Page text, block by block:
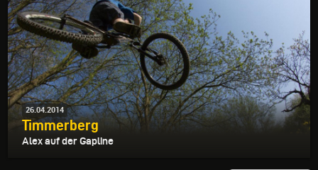
26.04.2014
Timmerberg
Alex auf der Gapline